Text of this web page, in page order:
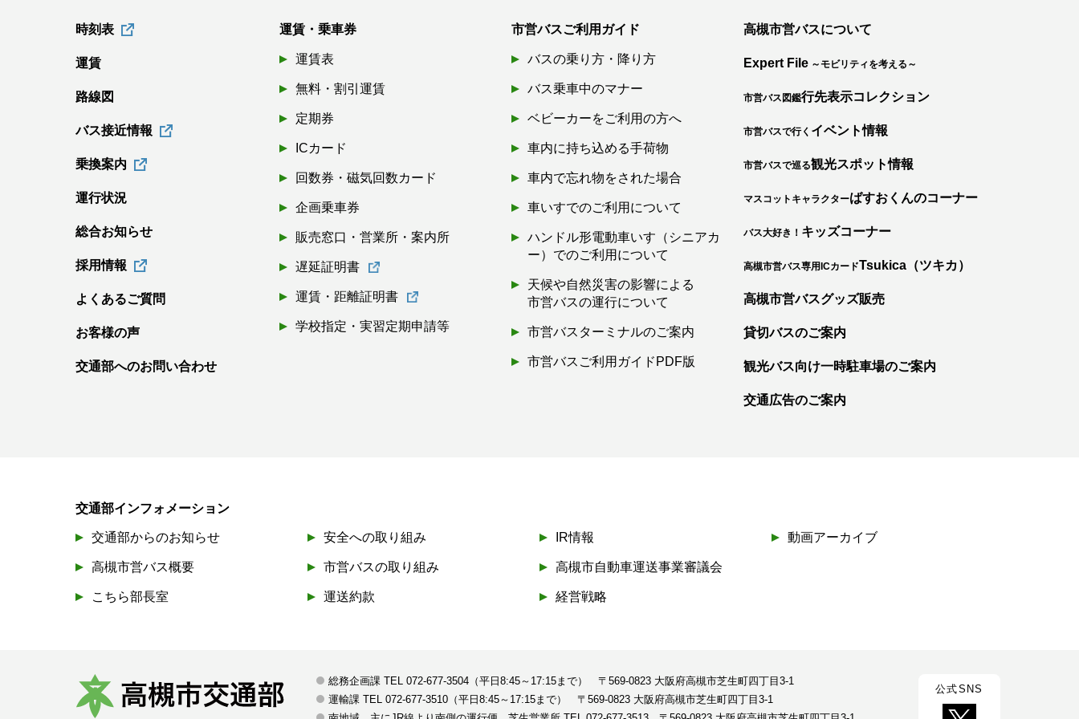
時刻表
運賃
路線図
バス接近情報
乗換案内
運行状況
総合お知らせ
採用情報
よくあるご質問
お客様の声
交通部へのお問い合わせ
運賃・乗車券
運賃表
無料・割引運賃
定期券
ICカード
回数券・磁気回数カード
企画乗車券
販売窓口・営業所・案内所
遅延証明書
運賃・距離証明書
学校指定・実習定期申請等
市営バスご利用ガイド
バスの乗り方・降り方
バス乗車中のマナー
ベビーカーをご利用の方へ
車内に持ち込める手荷物
車内で忘れ物をされた場合
車いすでのご利用について
ハンドル形電動車いす（シニアカ
ー）でのご利用について
天候や自然災害の影響による
市営バスの運行について
市営バスターミナルのご案内
市営バスご利用ガイドPDF版
高槻市営バスについて
Expert File ～モビリティを考える～
市営バス図鑑行先表示コレクション
市営バスで行く イベント情報
市営バスで巡る観光スポット情報
マスコットキャラクターばすおくんのコーナー
バス大好き！ キッズコーナー
高槻市営バス専用ICカードTsukica（ツキカ）
高槻市営バスグッズ販売
貸切バスのご案内
観光バス向け一時駐車場のご案内
交通広告のご案内
交通部インフォメーション
交通部からのお知らせ
高槻市営バス概要
こちら部長室
安全への取り組み
市営バスの取り組み
運送約款
IR情報
高槻市自動車運送事業審議会
経営戦略
動画アーカイブ
総務企画課TEL 072-677-3504（平日8:45～17:15まで）〒569-0823 大阪府高槻市芝生町四丁目3-1
運輸課TEL 072-677-3510（平日8:45～17:15まで）〒569-0823 大阪府高槻市芝生町四丁目3-1
公式SNS